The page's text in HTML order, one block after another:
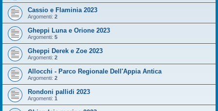
Cassio e Flaminia 2023
Argomenti: 2
Gheppi Luna e Orione 2023
Argomenti: 5
Gheppi Derek e Zoe 2023
Argomenti: 2
Allocchi - Parco Regionale Dell'Appia Antica
Argomenti: 2
Rondoni pallidi 2023
Argomenti: 1